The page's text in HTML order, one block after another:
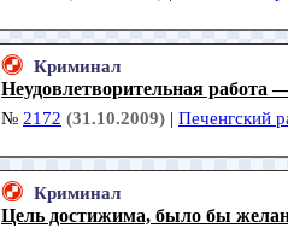
Криминал
Неудовлетворительная работа
№ 2172 (31.10.2009) | Печенгский
Криминал
Цель достижима, было бы